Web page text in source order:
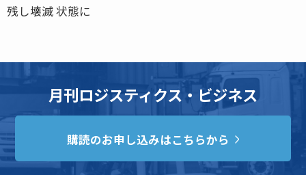
残し壊滅 状態に
月刊ロジスティクス・ビジネス
購読のお申し込みはこちらから